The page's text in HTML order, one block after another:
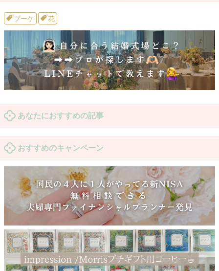
ブーケ 花
あなたにおすすめの記事
おすすめのキャンペーン